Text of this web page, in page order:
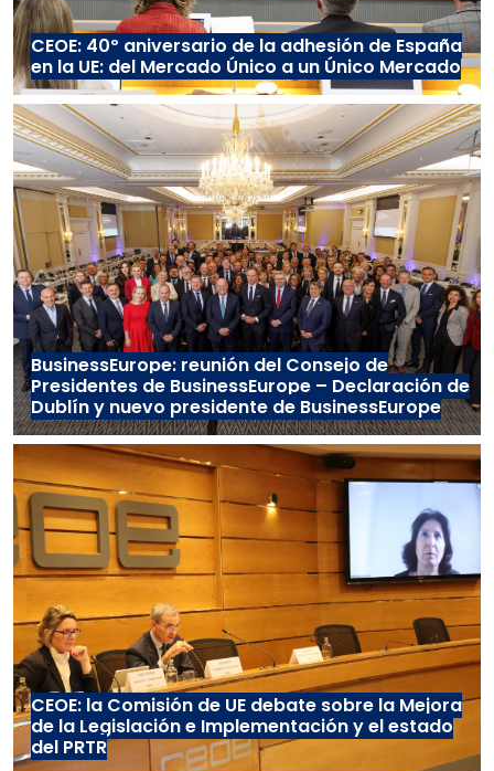
CEOE: 40º aniversario de la adhesión de España
en la UE: del Mercado Único a un Único Mercado
BusinessEurope: reunión del Consejo de
Presidentes de BusinessEurope – Declaración de
Dublín y nuevo presidente de BusinessEurope
CEOE: la Comisión de UE debate sobre la Mejora
de la Legislación e Implementación y el estado
del PRTR